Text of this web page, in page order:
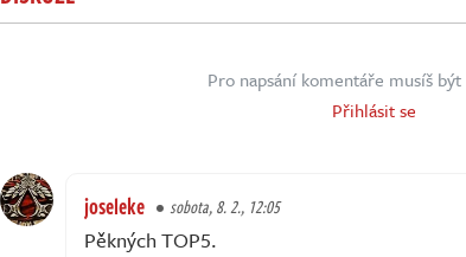
Pro napsání komentáře musíš
Přihlásit se
joseleke sobota, 8. 2., 12:05
Pěkných TOP5.